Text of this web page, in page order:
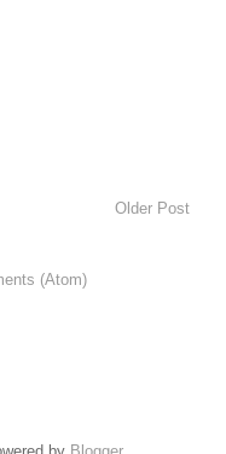
Older Post
(Atom)